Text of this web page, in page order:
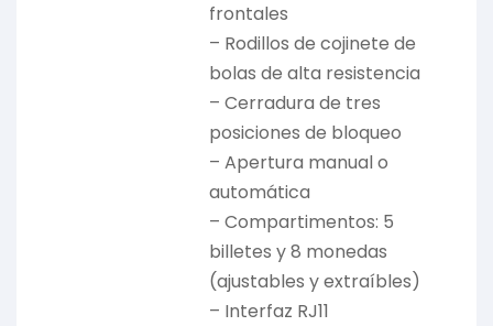
frontales
– Rodillos de cojinete de
bolas de alta resistencia
– Cerradura de tres
posiciones de bloqueo
– Apertura manual o
automática
– Compartimentos: 5
billetes y 8 monedas
(ajustables y extraíbles)
– Interfaz RJ11